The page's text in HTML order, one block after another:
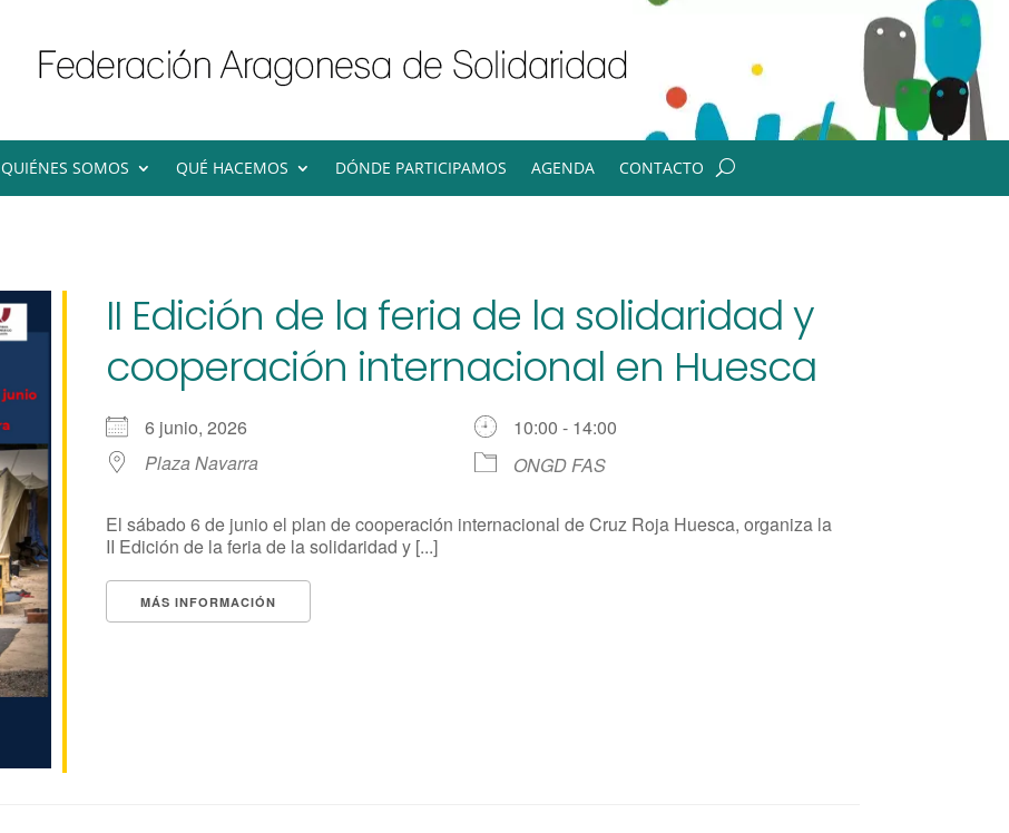
QUIÉNES SOMOS QUÉ HACEMOS DÓNDE PARTICIPAMOS AGENDA CONTACTO
II Edición de la feria de la solidaridad y
cooperación internacional en Huesca
6 junio, 2026
10:00 - 14:00
Plaza Navarra
ONGD FAS
El sábado 6 de junio el plan de cooperación internacional de Cruz Roja Huesca, organiza la
II Edición de la feria de la solidaridad y [...]
MÁS INFORMACIÓN